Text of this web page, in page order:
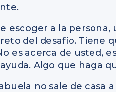
escoger a la
del desafío. Tiene
es acerca de usted,
Algo que haga
no sale de casa